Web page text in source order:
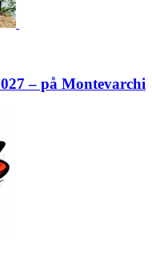
– på Montevarchi